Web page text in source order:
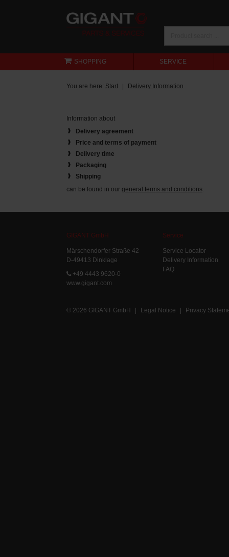
SHOPPING SERVICE
You are here: Start Delivery Information
Information about
Delivery agreement
Price and terms of payment
Delivery time
Packaging
Shipping
can be found in our general terms and conditions.
GIGANT GmbH
Märschendorfer Straße 42
D-49413 Dinklage
+49 4443 9620-0
www.gigant.com
Service
Service Locator
Delivery Information
FAQ
© 2026 GIGANT GmbH | Legal Notice | Privacy